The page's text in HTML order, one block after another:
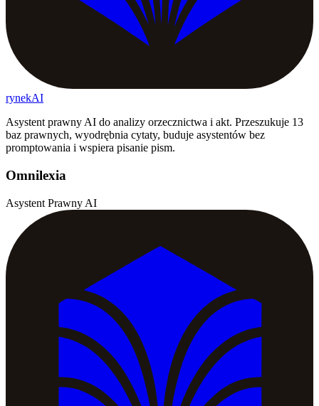
rynekAI
Asystent prawny AI do analizy orzecznictwa i akt. Przeszukuje 13
baz prawnych, wyodrębnia cytaty, buduje asystentów bez
promptowania i wspiera pisanie pism.
Omnilexia
Asystent Prawny AI